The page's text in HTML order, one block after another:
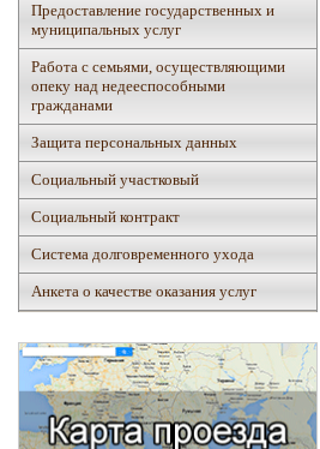
Предоставление государственных и
муниципальных услуг
Работа с семьями, осуществляющими
опеку над недееспособными
гражданами
Защита персональных данных
Социальный участковый
Социальный контракт
Система долговременного ухода
Анкета о качестве оказания услуг